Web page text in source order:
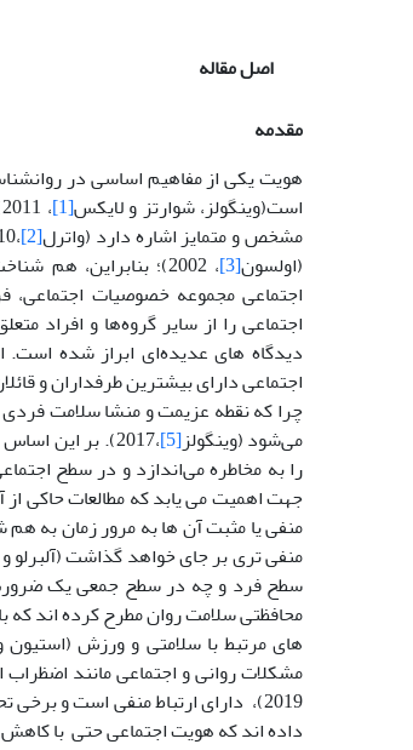
اصل مقاله
مقدمه
هویت یکی از مفاهیم اساسی در
است(وینگولز، شوارتز و لایکس[1]
مشخص و متمایز اشاره دارد (واترل[2]
(اولسون[3] ، 2002)؛ بنابراین، هم شناخت خویشتن است و هم معرفی خود به دیگران (شلنکر
اجتماعی مجموعه خصوصیات
اجتماعی را از سایر گروه‌ها و افراد
اجتماعی دارای بیشترین طرفداران و
چرا که نقطه عزیمت و منشا سلامت
می‌شود (وینگولز[5]
،2017). بر
را به مخاطره می‌اندازد و در سطح
جهت اهمیت می یابد که مطالعات حاکی
منفی یا مثبت آن ها به مرور زمان به
منفی تری بر جای خواهد گذاشت (آلبرلو
سطح فرد و چه در سطح جمعی یک ضرورت
محافظتی سلامت روان مطرح کرده اند که
های مرتبط با سلامتی و ورزش (استیون
مشکلات روانی و اجتماعی مانند اضظراب
2019)، دارای ارتباط منفی است و برخی تحقیقات مانند (مک لنتایر و همکاران
داده اند که هویت اجتماعی حتی با کاهش